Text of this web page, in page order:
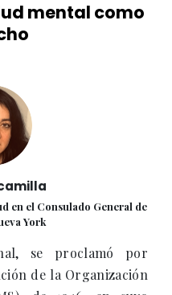
mental como
en el Consulado General de
York
se proclamó por
de la Organización